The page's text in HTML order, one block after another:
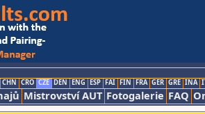
CHN CRO CZE DEN ENG ESP FAI FIN FRA GER GRE INA
Mistrovství AUT Fotogalerie FAQ